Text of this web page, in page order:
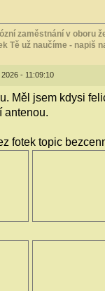
zaměstnání v oboru
Tě už naučíme - napiš
- 11:09:10
Měl jsem kdysi
antenou.
fotek topic